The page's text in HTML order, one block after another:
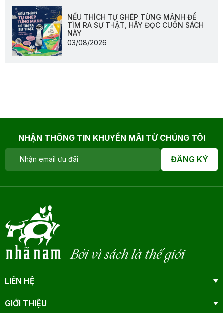
NẾU THÍCH TỰ GHÉP TỪNG MẢNH ĐỂ
TÌM RA SỰ THẬT, HÃY ĐỌC CUỐN SÁCH
NÀY
03/08/2026
NHẬN THÔNG TIN KHUYẾN MÃI TỪ CHÚNG TÔI
ĐĂNG KÝ
Bởi vì sách là thế giới
LIÊN HỆ
GIỚI THIỆU